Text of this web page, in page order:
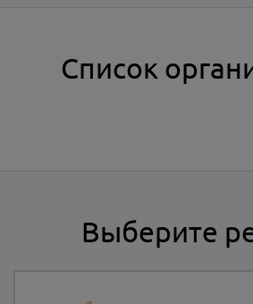
Список
Выберите